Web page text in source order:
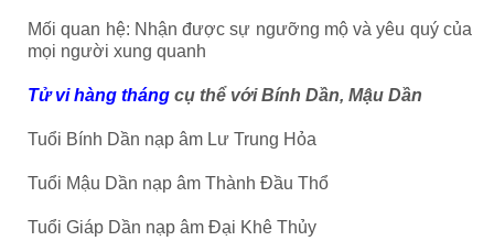
Mối quan hệ: Nhận được sự ngưỡng mộ và yêu quý của
mọi người xung quanh
Tử vi hàng tháng cụ thể với Bính Dần, Mậu Dần
Tuổi Bính Dần nạp âm Lư Trung Hỏa
Tuổi Mậu Dần nạp âm Thành Đầu Thổ
Tuổi Giáp Dần nạp âm Đại Khê Thủy